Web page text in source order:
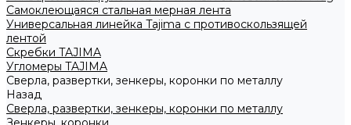
Самоклеющаяся стальная мерная лента
Универсальная линейка Tajima с противоскользящей
лентой
Скребки TAJIMA
Угломеры TAJIMA
Сверла, развертки, зенкеры, коронки по металлу
Назад
Сверла, развертки, зенкеры, коронки по металлу